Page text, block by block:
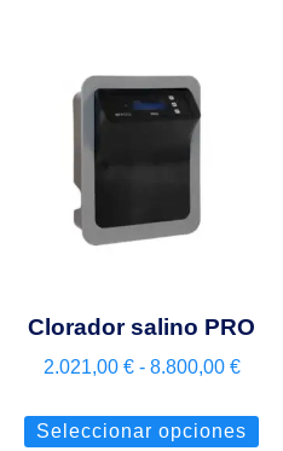
Clorador salino PRO
2.021,00 € - 8.800,00 €
Seleccionar opciones